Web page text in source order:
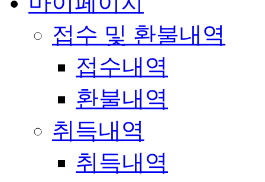
접수 및 환불내역
접수내역
환불내역
취득내역
취득내역